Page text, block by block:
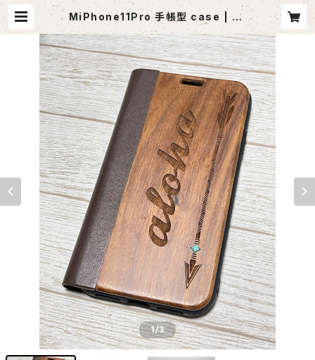
MiPhone11Pro 手帳型 case | ag
outlet
1/3